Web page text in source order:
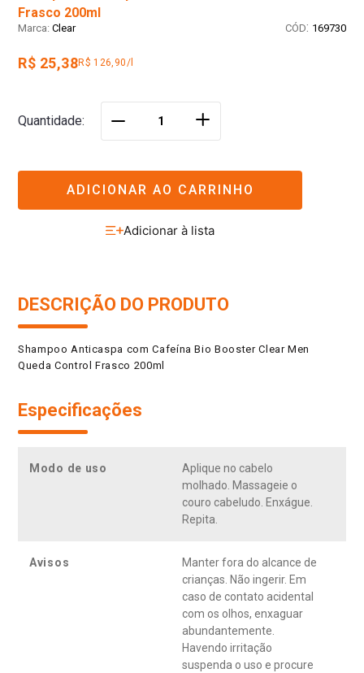
Frasco 200ml
Clear : 169730
R$ 25,38R$ 126,90/l
Quantidade ＋
ADICIONAR AO CARRINHO
DESCRIÇÃO DO PRODUTO
Shampoo Anticaspa com Cafeína Bio Booster Clear Men
Queda Control Frasco 200ml
Especificações
Modo de uso
Aplique no cabelo
molhado. Massageie o
couro cabeludo. Enxágue.
Repita.
Avisos
Manter fora do alcance de
crianças. Não ingerir. Em
caso de contato acidental
com os olhos, enxaguar
abundantemente.
Havendo irritação
suspenda o uso e procure